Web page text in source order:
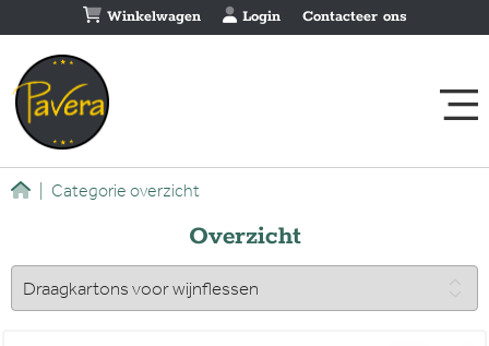
Winkelwagen Login Contacteer ons
Categorie overzicht
Overzicht